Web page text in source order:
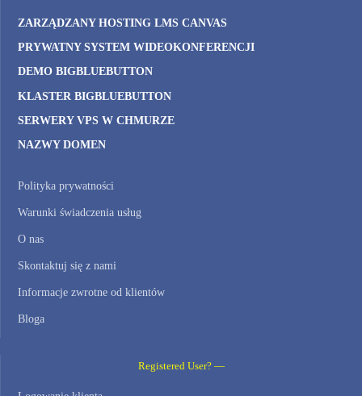
ZARZĄDZANY HOSTING LMS CANVAS
PRYWATNY SYSTEM WIDEOKONFERENCJI
DEMO BIGBLUEBUTTON
KLASTER BIGBLUEBUTTON
SERWERY VPS W CHMURZE
NAZWY DOMEN
Polityka prywatności
Warunki świadczenia usług
O nas
Skontaktuj się z nami
Informacje zwrotne od klientów
Bloga
Registered User? —